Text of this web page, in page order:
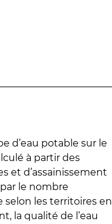
d’eau potable sur le
à partir des
et d’assainissement
le nombre
selon les territoires en
la qualité de l’eau